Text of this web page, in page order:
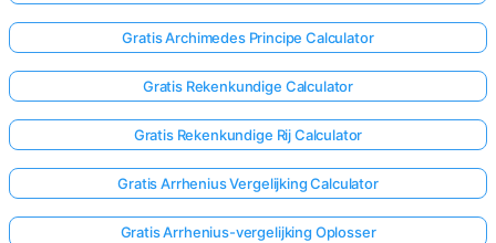
Gratis Archimedes Principe Calculator
Gratis Rekenkundige Calculator
Gratis Rekenkundige Rij Calculator
Gratis Arrhenius Vergelijking Calculator
Gratis Arrhenius-vergelijking Oplosser